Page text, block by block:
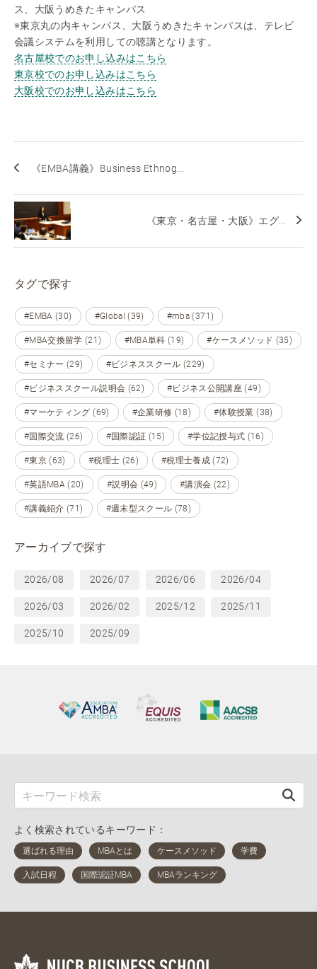
ス、大阪うめきたキャンパス
※東京丸の内キャンパス、大阪うめきたキャンパスは、テレビ
会議システムを利用しての聴講となります。
名古屋校でのお申し込みはこちら
東京校でのお申し込みはこちら
大阪校でのお申し込みはこちら
《EMBA講義》Business Ethnog...
《東京・名古屋・大阪》エグ...
タグで探す
#EMBA (30) #Global (39) #mba (371)
#MBA交換留学 (21) #MBA単科 (19) #ケースメソッド (35)
#セミナー (29) #ビジネススクール (229)
#ビジネススクール説明会 (62) #ビジネス公開講座 (49)
#マーケティング (69) #企業研修 (18) #体験授業 (38)
#国際交流 (26) #国際認証 (15) #学位記授与式 (16)
#東京 (63) #税理士 (26) #税理士養成 (72)
#英語MBA (20) #説明会 (49) #講演会 (22)
#講義紹介 (71) #週末型スクール (78)
アーカイブで探す
2026/08 2026/07 2026/06 2026/04
2026/03 2026/02 2025/12 2025/11
2025/10 2025/09
よく検索されているキーワード：